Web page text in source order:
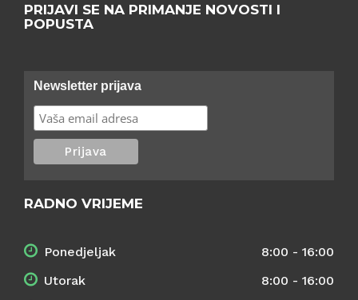
PRIJAVI SE NA PRIMANJE NOVOSTI I
POPUSTA
Newsletter prijava
RADNO VRIJEME
Ponedjeljak
8:00 - 16:00
Utorak
8:00 - 16:00